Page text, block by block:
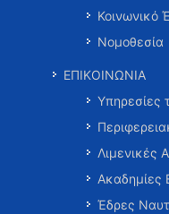
Κοινωνικό
Νομοθεσία
ΕΠΙΚΟΙΝΩΝΙΑ
Υπηρεσίες
Λιμενικές
Ακαδημίες
Έδρες